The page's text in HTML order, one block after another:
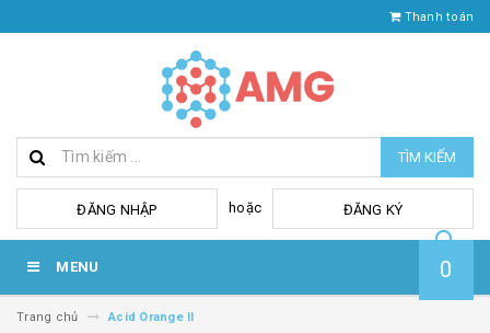
Thanh toán
TÌM KIẾM
ĐĂNG NHẬP hoặc ĐĂNG KÝ
MENU 0
Trang chủ Acid Orange II